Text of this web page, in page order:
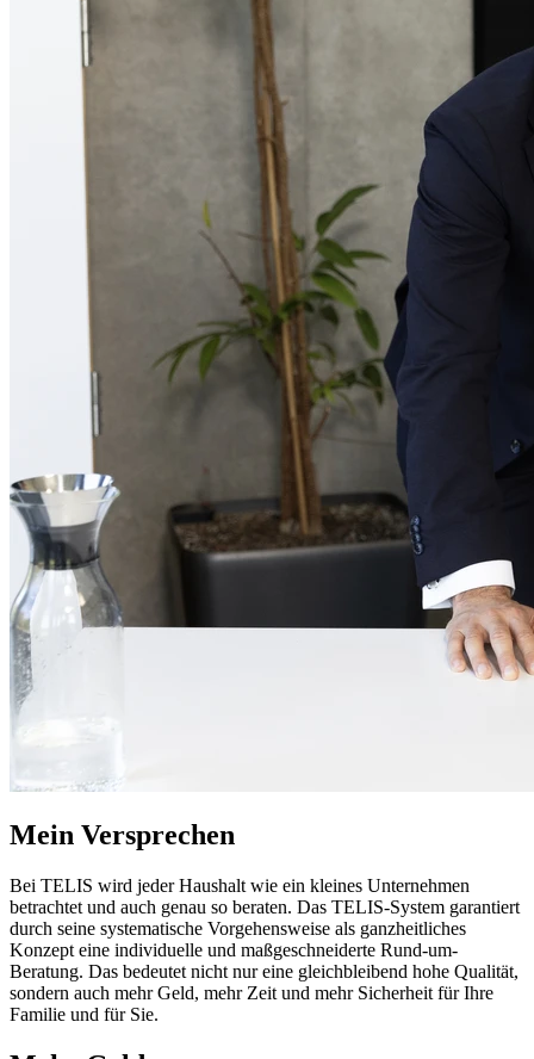
Mein Versprechen
Bei TELIS wird jeder Haushalt wie ein kleines Unternehmen
betrachtet und auch genau so beraten. Das TELIS-System garantiert
durch seine systematische Vorgehensweise als ganzheitliches
Konzept eine individuelle und maßgeschneiderte Rund-um-
Beratung. Das bedeutet nicht nur eine gleichbleibend hohe Qualität,
sondern auch mehr Geld, mehr Zeit und mehr Sicherheit für Ihre
Familie und für Sie.